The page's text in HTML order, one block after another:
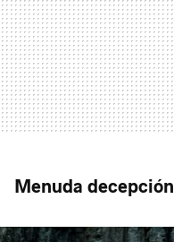
Menuda decepción